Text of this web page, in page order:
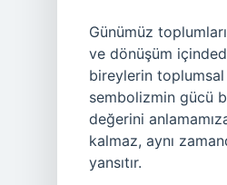
Günümüz
ve dönüşüm
bireylerin
sembolizmin gücü
değerini
kalmaz, aynı
yansıtır.